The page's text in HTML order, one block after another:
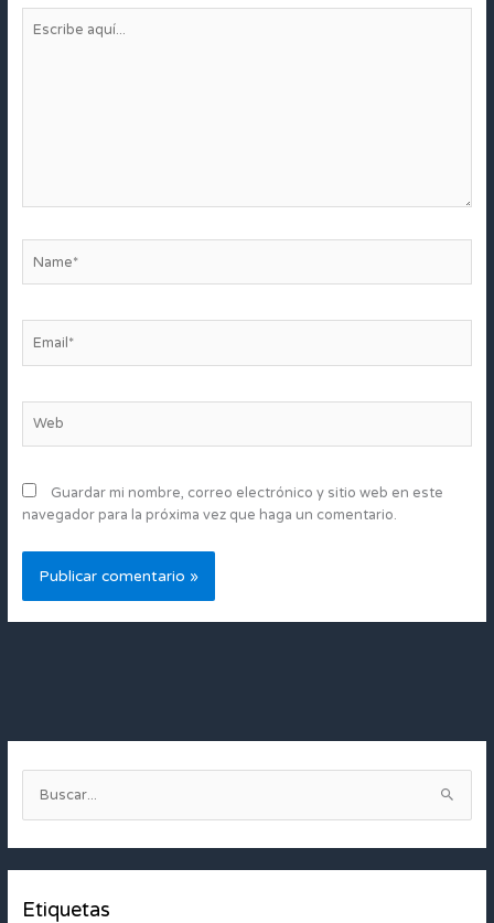
aquí...
Guardar mi nombre, correo electrónico y sitio web en este
navegador para la próxima vez que haga un comentario.
u
s
aEtiquetas